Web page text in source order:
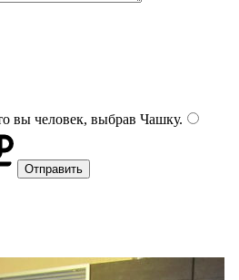
вы человек, выбрав Чашку.